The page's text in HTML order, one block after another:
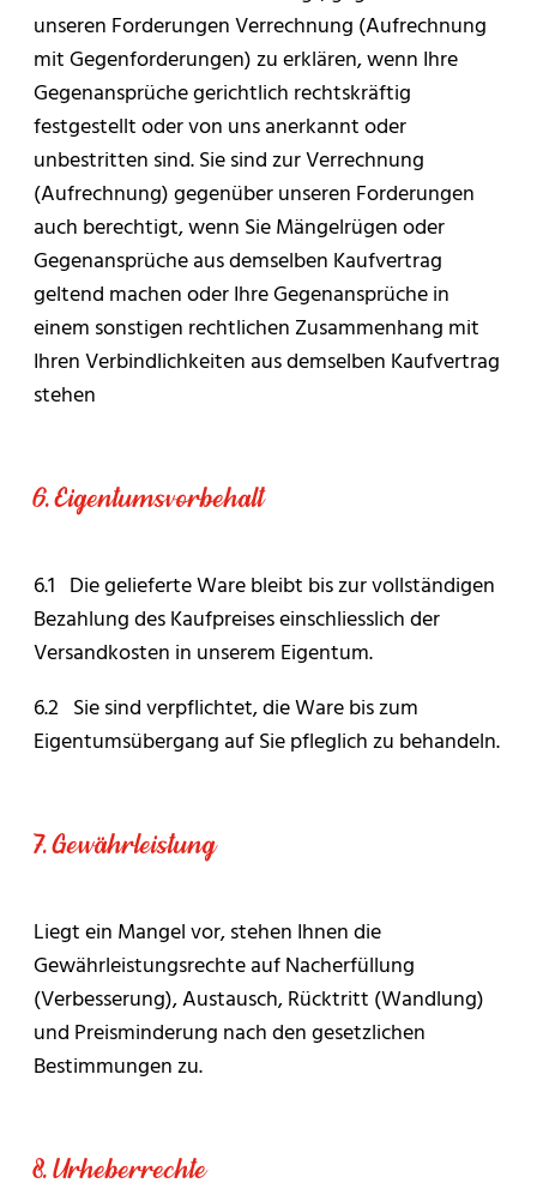
unseren Forderungen Verrechnung (Aufrechnung
mit Gegenforderungen) zu erklären, wenn Ihre
Gegenansprüche gerichtlich rechtskräftig
festgestellt oder von uns anerkannt oder
unbestritten sind. Sie sind zur Verrechnung
(Aufrechnung) gegenüber unseren Forderungen
auch berechtigt, wenn Sie Mängelrügen oder
Gegenansprüche aus demselben Kaufvertrag
geltend machen oder Ihre Gegenansprüche in
einem sonstigen rechtlichen Zusammenhang mit
Ihren Verbindlichkeiten aus demselben Kaufvertrag
stehen
6. Eigentumsvorbehalt
6.1 Die gelieferte Ware bleibt bis zur vollständigen
Bezahlung des Kaufpreises einschliesslich der
Versandkosten in unserem Eigentum.
6.2 Sie sind verpflichtet, die Ware bis zum
Eigentumsübergang auf Sie pfleglich zu behandeln.
7. Gewährleistung
Liegt ein Mangel vor, stehen Ihnen die
Gewährleistungsrechte auf Nacherfüllung
(Verbesserung), Austausch, Rücktritt (Wandlung)
und Preisminderung nach den gesetzlichen
Bestimmungen zu.
8. Urheberrechte